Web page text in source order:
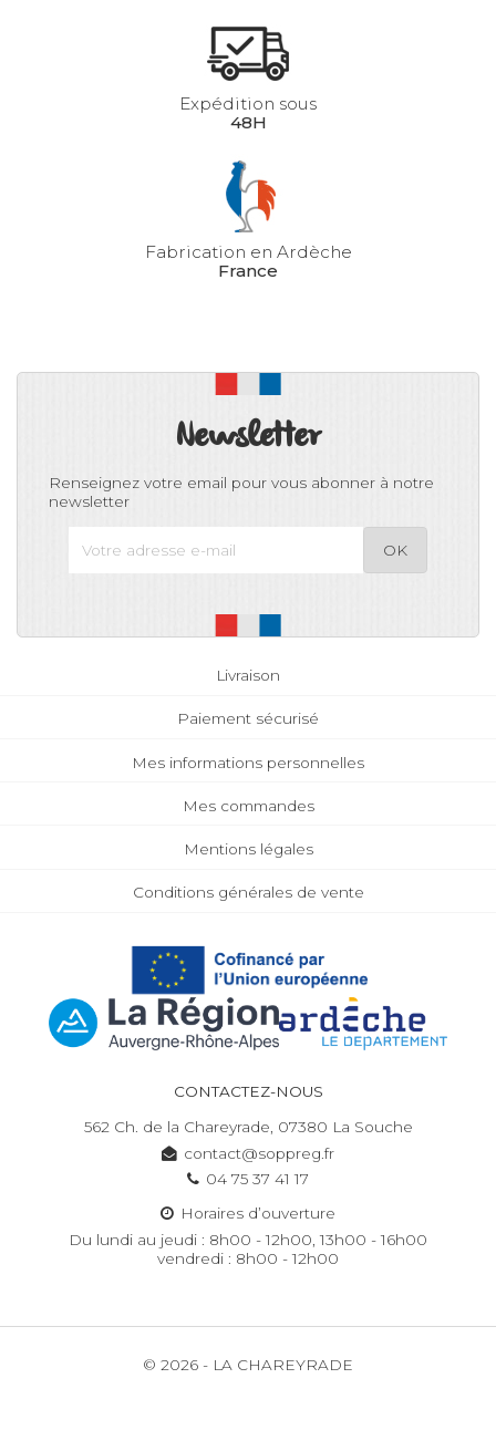
Expédition sous
48H
Fabrication en Ardèche
France
Newsletter
Renseignez votre email pour vous abonner à notre
newsletter
Livraison
Paiement sécurisé
Mes informations personnelles
Mes commandes
Mentions légales
Conditions générales de vente
CONTACTEZ-NOUS
562 Ch. de la Chareyrade, 07380 La Souche
contact@soppreg.fr
04 75 37 41 17
Horaires d’ouverture
Du lundi au jeudi : 8h00 - 12h00, 13h00 - 16h00
vendredi : 8h00 - 12h00
© 2026 - LA CHAREYRADE